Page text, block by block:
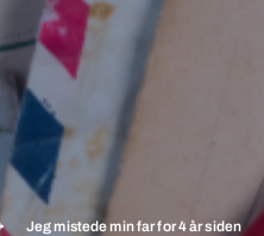
Jeg mistede min far for 4 år siden